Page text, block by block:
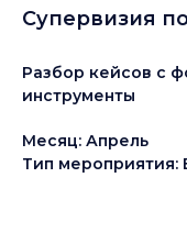
Супервизия
Разбор кейсов с
инструменты
Месяц: Апрель
Тип мероприятия: